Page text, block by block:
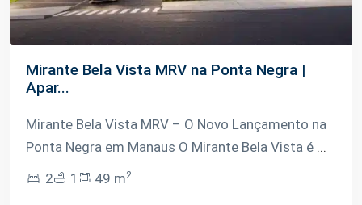
Mirante Bela Vista MRV na Ponta Negra |
Apar...
Mirante Bela Vista MRV – O Novo Lançamento na
Ponta Negra em Manaus O Mirante Bela Vista é ...
2
1 49 m2